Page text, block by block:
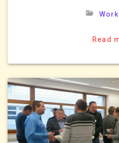
Read